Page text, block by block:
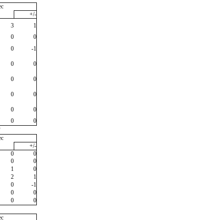
+/-
3
1
0
0
0
-1
0
0
0
0
0
0
0
0
0
0
+/-
0
0
0
0
1
0
2
1
0
-1
0
0
0
0